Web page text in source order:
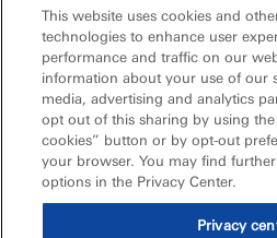
This website uses cookies and
technologies to enhance user
performance and traffic on our
information about your use of our
media, advertising and analytics
opt out of this sharing by using
cookies” button or by opt-out
your browser. You may find
options in the Privacy Center.
Privacy